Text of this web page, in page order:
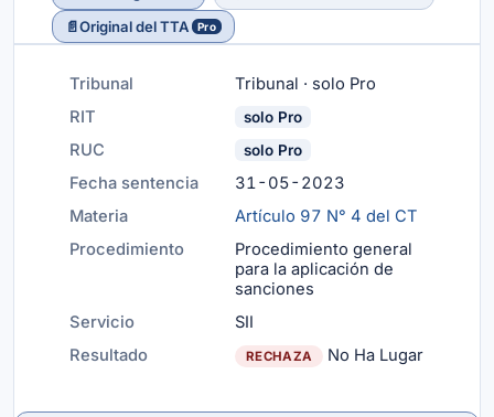
📄Original del TTA Pro
Tribunal
Tribunal · solo Pro
RIT
solo Pro
RUC solo Pro
Fecha sentencia
31-05-2023
Materia
Artículo 97 N° 4 del CT
Procedimiento
Procedimiento general
para la aplicación de
sanciones
Servicio
SII
Resultado
RECHAZA No Ha Lugar